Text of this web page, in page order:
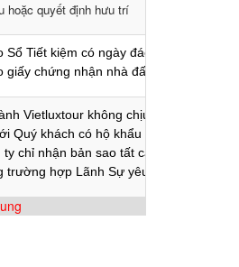
hoặc quyết định hưu trí
Sổ Tiết kiệm có ngày đáo hạn sau
giấy chứng nhận nhà đất, xe hơi (nếu
Vietluxtour không chịu trách nhiệm
Quý khách có hộ khẩu từ Bình Định
ty chỉ nhận bản sao tất cả các loại hồ
trường hợp Lãnh Sự yêu cầu bổ sung